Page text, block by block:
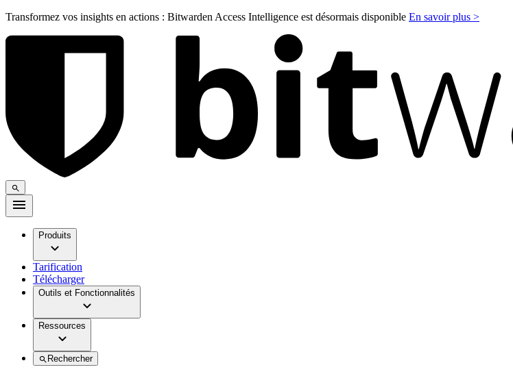
Transformez vos insights en actions : Bitwarden Access Intelligence est désormais disponible En savoir plus >
Produits
Tarification
Télécharger
Outils et Fonctionnalités
Ressources
Rechercher